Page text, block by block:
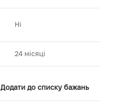
Ні
24 місяці
Додати до списку бажань